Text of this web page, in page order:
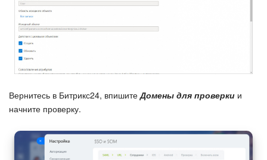
Вернитесь в Битрикс24, впишитеДомены для проверки и
начните проверку.